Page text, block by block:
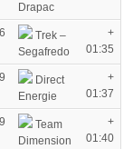
Drapac
Trek –
Segafredo
+
01:35
Direct
Energie
+
01:37
Team
Dimension
+
01:40